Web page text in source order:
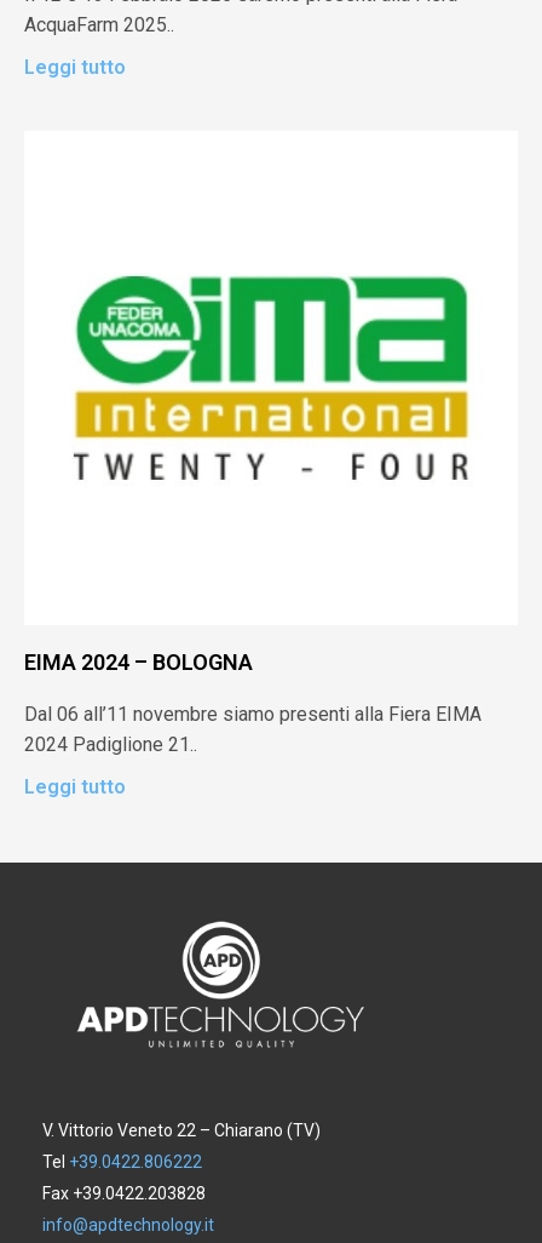
AcquaFarm 2025..
Leggi tutto
EIMA 2024 – BOLOGNA
Dal 06 all’11 novembre siamo presenti alla Fiera EIMA
2024 Padiglione 21..
Leggi tutto
V. Vittorio Veneto 22 – Chiarano (TV)
Tel +39.0422.806222
Fax +39.0422.203828
info@apdtechnology.it